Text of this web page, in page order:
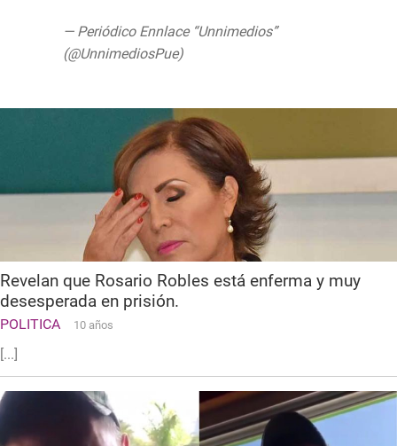
— Periódico Ennlace “Unnimedios”
(@UnnimediosPue)
Revelan que Rosario Robles está enferma y muy
desesperada en prisión.
POLITICA 10 años
[...]